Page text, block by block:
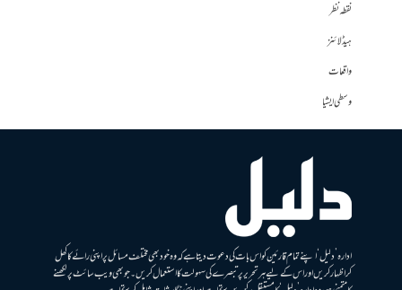
نقطہ نظر
ہیڈلائنز
واقعات
وسطی ایشیا
ادارہ ’دلیل‘ اپنے تمام قارئین کو اس بات کی دعوت دیتا ہے کہ وہ خود بھی مختلف مسائل پر اپنی رائے کا کھل
کر اظہار کریں اور اس کے لیے ہر تحریر پر تبصرے کی سہولت کا استعمال کریں۔ جو بھی ویب سائٹ پر لکھنے